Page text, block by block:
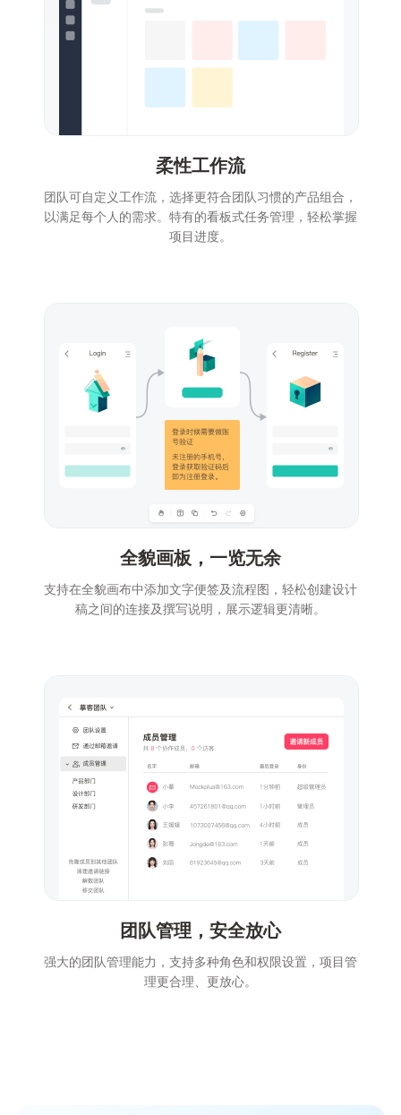
柔性工作流
团队可自定义工作流，选择更符合团队习惯的产品组合，
以满足每个人的需求。特有的看板式任务管理，轻松掌握
项目进度。
全貌画板，一览无余
支持在全貌画布中添加文字便签及流程图，轻松创建设计
稿之间的连接及撰写说明，展示逻辑更清晰。
团队管理，安全放心
强大的团队管理能力，支持多种角色和权限设置，项目管
理更合理、更放心。